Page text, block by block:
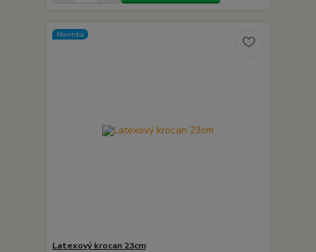
Novinka
Latexový krocan 23cm